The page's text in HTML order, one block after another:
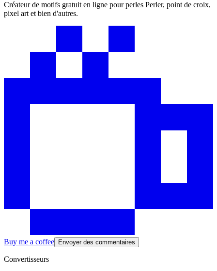
Créateur de motifs gratuit en ligne pour perles Perler, point de croix,
pixel art et bien d'autres.
Buy me a coffee Envoyer des commentaires
Convertisseurs